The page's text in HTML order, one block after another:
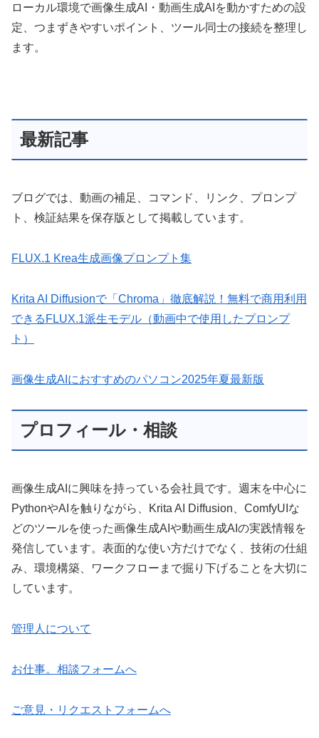
ローカル環境で画像生成AI・動画生成AIを動かすための設
定、つまずきやすいポイント、ツール同士の接続を整理し
ます。
最新記事
ブログでは、動画の補足、コマンド、リンク、プロンプ
ト、検証結果を保存版として掲載しています。
FLUX.1 Krea生成画像プロンプト集
Krita AI Diffusionで「Chroma」徹底解説！無料で商用利用
できるFLUX.1派生モデル（動画中で使用したプロンプ
ト）
画像生成AIにおすすめのパソコン2025年夏最新版
プロフィール・相談
画像生成AIに興味を持っている会社員です。週末を中心に
PythonやAIを触りながら、Krita AI Diffusion、ComfyUIな
どのツールを使った画像生成AIや動画生成AIの実践情報を
発信しています。表面的な使い方だけでなく、技術の仕組
み、環境構築、ワークフローまで掘り下げることを大切に
しています。
管理人について
お仕事。相談フォームへ
ご意見・リクエストフォームへ